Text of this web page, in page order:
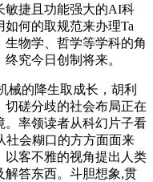
敏捷且功能强大的AI科
何的取规范来办理Ta
物学、哲学等学科的角
究今日创制将来。
的降生取成长，胡利
磋分歧的社会布局正在
。率领读者从科幻片子看
社会糊口的方方面面来
以客不雅的视角提出人类
解答东西。斗胆想象,贯